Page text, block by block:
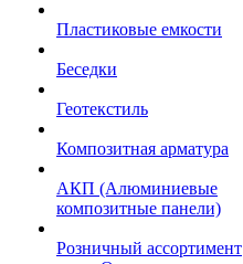
Пластиковые емкости
Беседки
Геотекстиль
Композитная арматура
АКП (Алюминиевые
композитные панели)
Розничный ассортимент